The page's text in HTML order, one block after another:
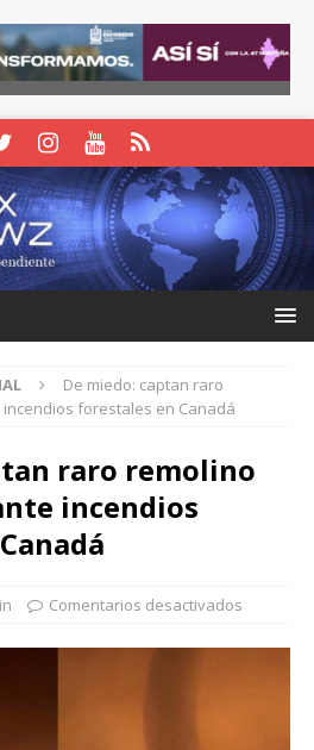
De miedo: captan raro
forestales en Canadá
raro remolino
incendios
Comentarios desactivados